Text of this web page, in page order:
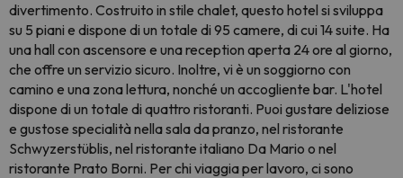
divertimento. Costruito in stile chalet, questo hotel si sviluppa
su 5 piani e dispone di un totale di 95 camere, di cui 14 suite. Ha
una hall con ascensore e una reception aperta 24 ore al giorno,
che offre un servizio sicuro. Inoltre, vi è un soggiorno con
camino e una zona lettura, nonché un accogliente bar. L'hotel
dispone di un totale di quattro ristoranti. Puoi gustare deliziose
e gustose specialità nella sala da pranzo, nel ristorante
Schwyzerstüblis, nel ristorante italiano Da Mario o nel
ristorante Prato Borni. Per chi viaggia per lavoro, ci sono